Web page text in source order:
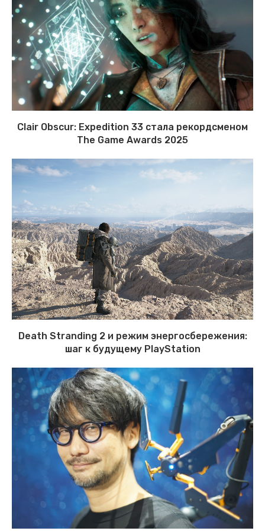
Clair Obscur: Expedition 33 стала рекордсменом
The Game Awards 2025
Death Stranding 2 и режим энергосбережения:
шаг к будущему PlayStation